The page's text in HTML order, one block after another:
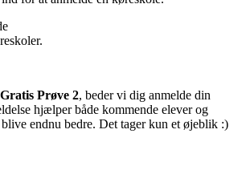
Gratis Prøve 2, beder vi dig anmelde din
hjælper både kommende elever og
endnu bedre. Det tager kun et øjeblik :)